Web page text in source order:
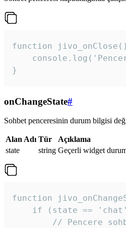
function
}
onChangeState#
Sohbet penceresinin durum bilgisi
Alan Adı Tür
Açıklama
state
string Geçerli widget
function
if (state ==
// Pencere